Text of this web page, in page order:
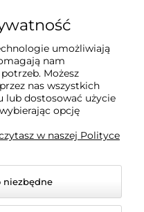
umożliwiają
nam
Możesz
nas wszystkich
lub dostosować użycie
opcję
w naszej Polityce
niezbędne